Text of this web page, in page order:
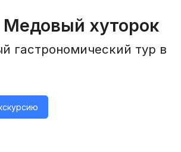
Медовый хуторок
гастрономический тур в